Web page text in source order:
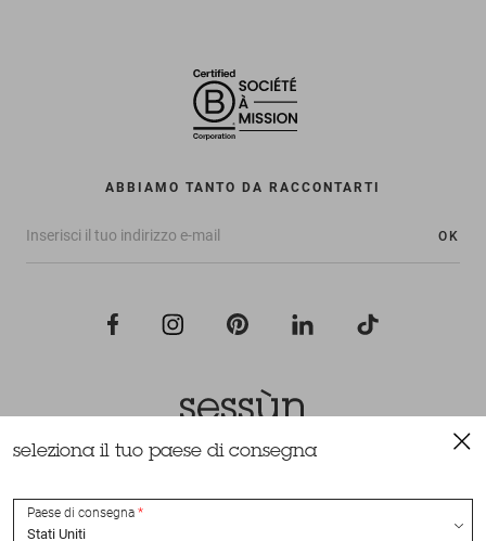
ABBIAMO TANTO DA RACCONTARTI
OK
Tutti i diritti riservati Sessùn 2022
seleziona il tuo paese di consegna
Paese di consegna